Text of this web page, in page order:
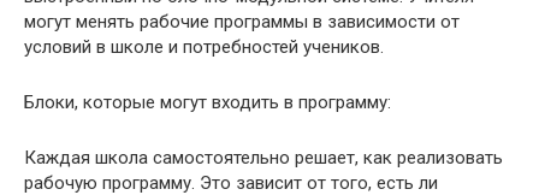
могут менять рабочие программы в зависимости от
условий в школе и потребностей учеников.
Блоки, которые могут входить в программу:
Каждая школа самостоятельно решает, как реализовать
рабочую программу. Это зависит от того, есть ли